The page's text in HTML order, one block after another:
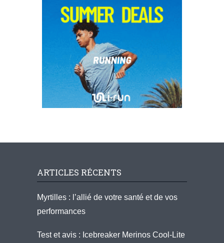
ARTICLES RÉCENTS
Myrtilles : l’allié de votre santé et de vos
performances
Test et avis : Icebreaker Merinos Cool-Lite